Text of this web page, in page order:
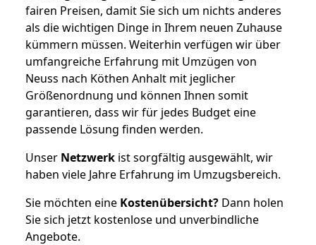
fairen Preisen, damit Sie sich um nichts anderes
als die wichtigen Dinge in Ihrem neuen Zuhause
kümmern müssen. Weiterhin verfügen wir über
umfangreiche Erfahrung mit Umzügen von
Neuss nach Köthen Anhalt mit jeglicher
Größenordnung und können Ihnen somit
garantieren, dass wir für jedes Budget eine
passende Lösung finden werden.
Unser Netzwerk ist sorgfältig ausgewählt, wir
haben viele Jahre Erfahrung im Umzugsbereich.
Sie möchten eine Kostenübersicht? Dann holen
Sie sich jetzt kostenlose und unverbindliche
Angebote.